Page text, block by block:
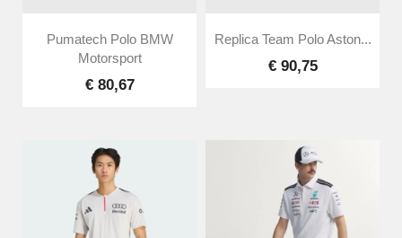
Pumatech Polo BMW
Motorsport
€ 80,67
Replica Team Polo Aston...
€ 90,75